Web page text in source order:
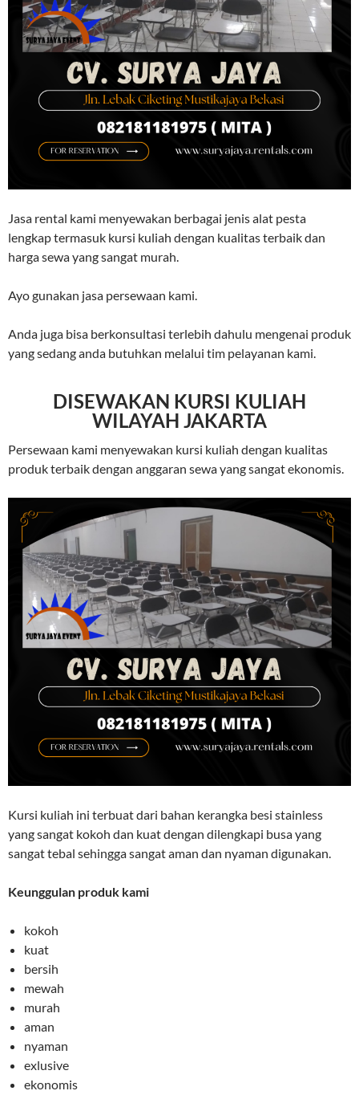
Jasa rental kami menyewakan berbagai jenis alat pesta
lengkap termasuk kursi kuliah dengan kualitas terbaik dan
harga sewa yang sangat murah.
Ayo gunakan jasa persewaan kami.
Anda juga bisa berkonsultasi terlebih dahulu mengenai produk
yang sedang anda butuhkan melalui tim pelayanan kami.
DISEWAKAN KURSI KULIAH
WILAYAH JAKARTA
Persewaan kami menyewakan kursi kuliah dengan kualitas
produk terbaik dengan anggaran sewa yang sangat ekonomis.
Kursi kuliah ini terbuat dari bahan kerangka besi stainless
yang sangat kokoh dan kuat dengan dilengkapi busa yang
sangat tebal sehingga sangat aman dan nyaman digunakan.
Keunggulan produk kami
kokoh
kuat
bersih
mewah
murah
aman
nyaman
exlusive
ekonomis